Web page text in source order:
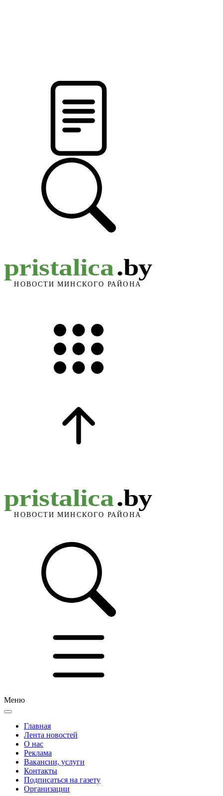
Меню
Главная
Лента новостей
О нас
Реклама
Вакансии, услуги
Контакты
Подписаться на газету
Организации